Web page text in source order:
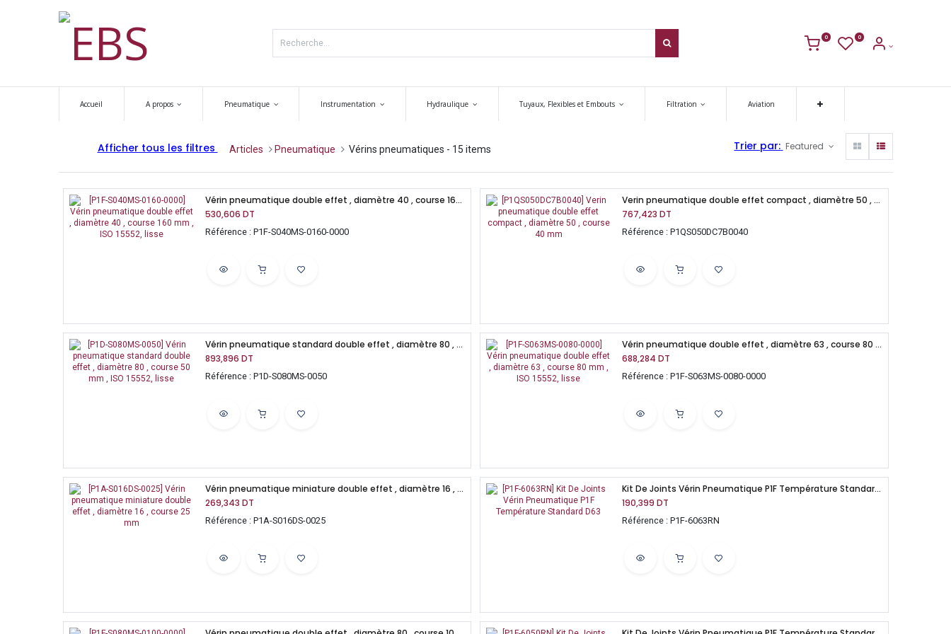
0 0
Accueil A propos Pneumatique Instrumentation Hydraulique Tuyaux, Flexibles et Embouts Filtration Aviation
Afficher tous les filtres Articles ​​Pneumatique Vérins pneumatiques - 15 items Trier par: Featured
Vérin pneumatique double effet , diamètre 40 , course 160 mm , ISO 15552, lisse
530,606 DT
Référence : P1F-S040MS-0160-0000
Verin pneumatique double effet compact , diamètre 50 , course 40 mm
767,423 DT
Référence : P1QS050DC7B0040
Vérin pneumatique standard double effet , diamètre 80 , course 50 mm , ISO 15552, lisse
893,896 DT
Référence : P1D-S080MS-0050
Vérin pneumatique double effet , diamètre 63 , course 80 mm , ISO 15552, lisse
688,284 DT
Référence : P1F-S063MS-0080-0000
Vérin pneumatique miniature double effet , diamètre 16 , course 25 mm
269,343 DT
Référence : P1A-S016DS-0025
Kit De Joints Vérin Pneumatique P1F Température Standard D63
190,399 DT
Référence : P1F-6063RN